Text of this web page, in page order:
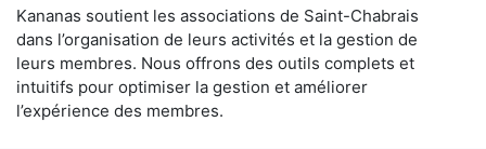
Kananas soutient les associations de Saint-Chabrais
dans l’organisation de leurs activités et la gestion de
leurs membres. Nous offrons des outils complets et
intuitifs pour optimiser la gestion et améliorer
l’expérience des membres.